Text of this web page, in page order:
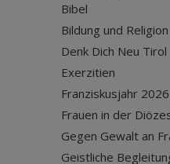
Bibel
Bildung und Religion
Denk Dich Neu Tirol
Exerzitien
Franziskusjahr 2026
Frauen in der
Gegen Gewalt an
Geistliche